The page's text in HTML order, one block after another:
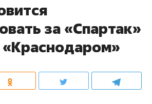
за «Спартак»
«Краснодаром»